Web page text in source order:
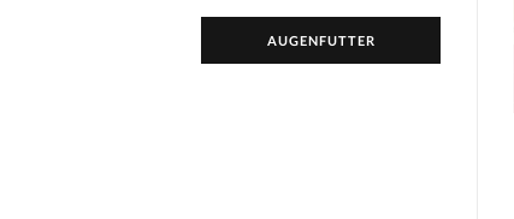
AUGENFUTTER